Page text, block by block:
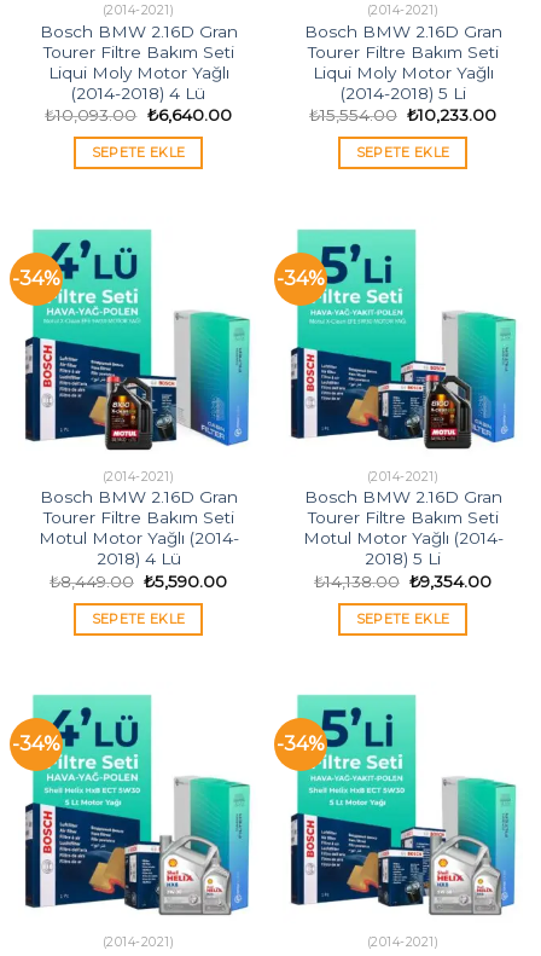
(2014-2021)
Bosch BMW 2.16D Gran
Tourer Filtre Bakım Seti
Liqui Moly Motor Yağlı
(2014-2018) 4 Lü
₺10,093.00 Orijinal
fiyat:
₺10,093.00.
₺6,640.00Şu
SEPETE EKLE
(2014-2021)
Bosch BMW 2.16D Gran
Tourer Filtre Bakım Seti
Liqui Moly Motor Yağlı
(2014-2018) 5 Li
₺15,554.00 Orijinal
fiyat:
₺15,554.00.
₺10,233.00Şu
SEPETE EKLE
-34%
(2014-2021)
Bosch BMW 2.16D Gran
Tourer Filtre Bakım Seti
Motul Motor Yağlı (2014-
2018) 4 Lü
₺8,449.00 Orijinal
fiyat:
₺8,449.00.
₺5,590.00Şu
SEPETE EKLE
-34%
(2014-2021)
Bosch BMW 2.16D Gran
Tourer Filtre Bakım Seti
Motul Motor Yağlı (2014-
2018) 5 Li
₺14,138.00 Orijinal
fiyat:
₺14,138.00.
₺9,354.00Şu
SEPETE EKLE
-34%
(2014-2021)
-34%
(2014-2021)